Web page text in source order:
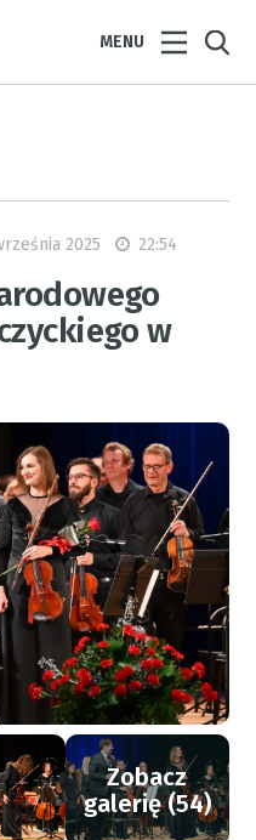
MENU
2025 22:54
w
Zobacz
galerię (54)